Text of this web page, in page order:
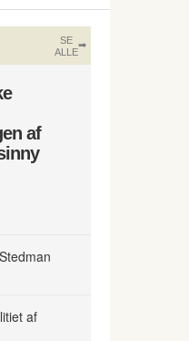
SE
ALLE
af
af